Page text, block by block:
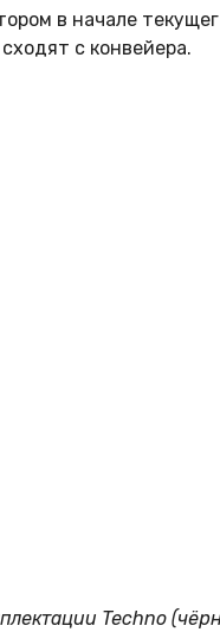
в начале
с конвейера.
Techno